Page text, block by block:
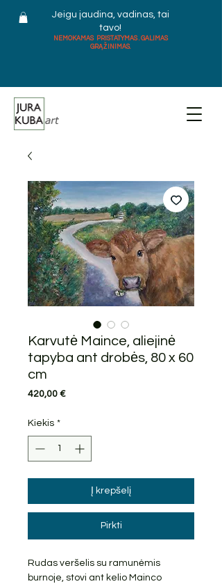
Jeigu jaudina, vadinas, tai
tavo!
NEMOKAMAS PRISTATYMAS . GALIMAS
GRĄŽINIMAS.
Karvutė Maince, aliejinė
tapyba ant drobės, 80 x 60
cm
420,00 €Price
Kiekis *
Į krepšelį
Pirkti
Rudas veršelis su ramunėmis
burnoje, stovi ant kelio Mainco